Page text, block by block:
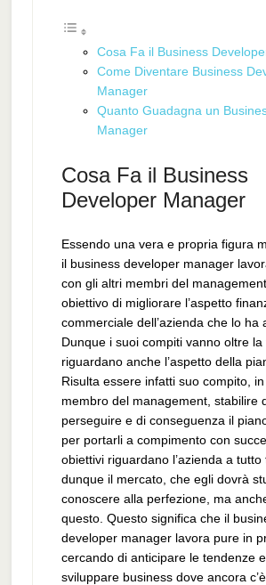
Cosa Fa il Business
Come Diventare Business
Manager
Quanto Guadagna un
Manager
Cosa Fa il Business
Developer Manager
Essendo una vera e propria figura
il business developer manager
con gli altri membri del
obiettivo di migliorare l’aspetto
commerciale dell’azienda che lo ha
Dunque i suoi compiti vanno oltre
riguardano anche l’aspetto della
Risulta essere infatti suo compito,
membro del management, stabilire
perseguire e di conseguenza il
per portarli a compimento con
obiettivi riguardano l’azienda a tutto
dunque il mercato, che egli dovrà
conoscere alla perfezione, ma
questo. Questo significa che il
developer manager lavora pure in
cercando di anticipare le tendenze
sviluppare business dove ancora